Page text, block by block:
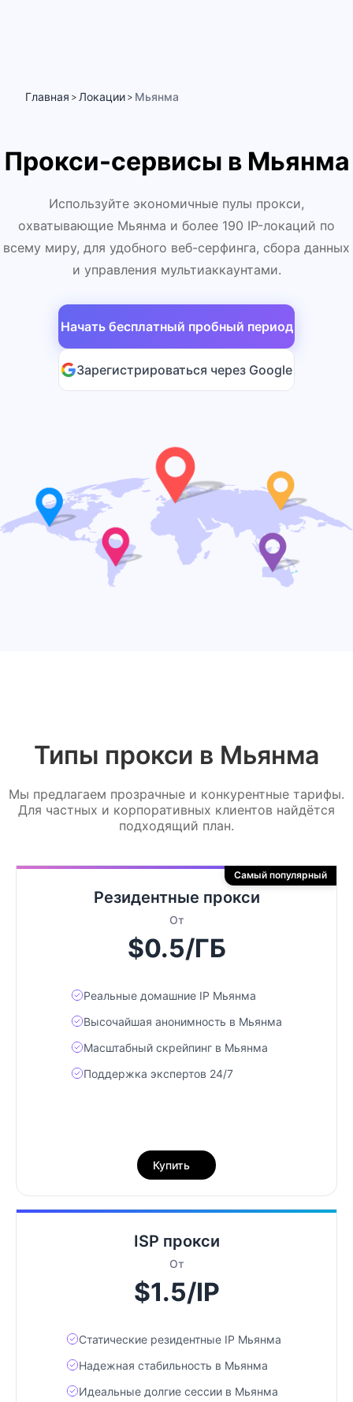
Главная > Локации > Мьянма
Прокси-сервисы в Мьянма
Используйте экономичные пулы прокси,
охватывающие Мьянма и более 190 IP-локаций по
всему миру, для удобного веб-серфинга, сбора данных
и управления мультиаккаунтами.
Начать бесплатный пробный период
Зарегистрироваться через Google
Типы прокси в Мьянма
Мы предлагаем прозрачные и конкурентные тарифы.
Для частных и корпоративных клиентов найдётся
подходящий план.
Резидентные прокси
От
$0.5/ГБ
Реальные домашние IP Мьянма
Высочайшая анонимность в Мьянма
Масштабный скрейпинг в Мьянма
Поддержка экспертов 24/7
Самый популярный
Купить
ISP прокси
От
$1.5/IP
Статические резидентные IP Мьянма
Надежная стабильность в Мьянма
Идеальные долгие сессии в Мьянма